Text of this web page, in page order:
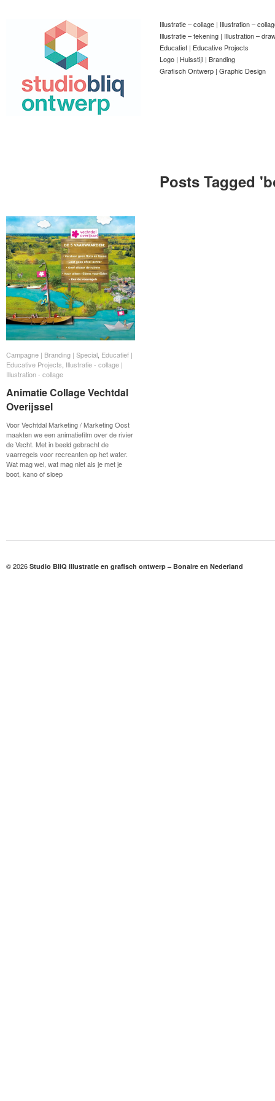
Illustratie – collage | Illustration –
Illustratie – tekening | Illustration –
Educatief | Educative Projects
Logo | Huisstijl | Branding
Grafisch Ontwerp | Graphic Design
Posts Tagged '
Campagne | Branding | Special Educatief |
Educative Projects Illustratie - collage |
Illustration - collage
Animatie Collage Vechtdal
Overijssel
Voor Vechtdal Marketing / Marketing Oost
maakten we een animatiefilm over de rivier
de Vecht. Met in beeld gebracht de
vaarregels voor recreanten op het water.
Wat mag wel, wat mag niet als je met je
boot, kano of sloep
Campagne | Branding | Special Educatief |
Educative Projects Illustratie - collage |
Illustration - collage
Animatie Collage Vechtdal
Overijssel
© 2026 Studio BliQ illustratie en grafisch ontwerp – Bonaire en Nederland